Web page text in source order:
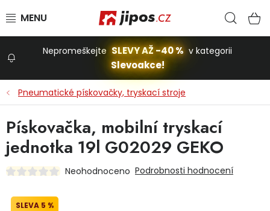
Stavba a dům
Dílna
Nepromeškejte SLEVY AŽ -40 % v kategorii
Slevoakce!
Pneumatické pískovačky, tryskací stroje
Pískovačka, mobilní tryskací
jednotka 19l G02029 GEKO
Neohodnoceno Podrobnosti hodnocení
5 %